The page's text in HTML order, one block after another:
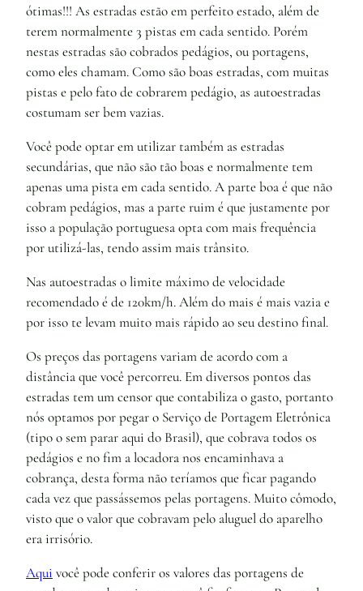
ótimas!!! As estradas estão em perfeito estado, além de
terem normalmente 3 pistas em cada sentido. Porém
nestas estradas são cobrados pedágios, ou portagens,
como eles chamam. Como são boas estradas, com muitas
pistas e pelo fato de cobrarem pedágio, as autoestradas
costumam ser bem vazias.
Você pode optar em utilizar também as estradas
secundárias, que não são tão boas e normalmente tem
apenas uma pista em cada sentido. A parte boa é que não
cobram pedágios, mas a parte ruim é que justamente por
isso a população portuguesa opta com mais frequência
por utilizá-las, tendo assim mais trânsito.
Nas autoestradas o limite máximo de velocidade
recomendado é de 120km/h. Além do mais é mais vazia e
por isso te levam muito mais rápido ao seu destino final.
Os preços das portagens variam de acordo com a
distância que você percorreu. Em diversos pontos das
estradas tem um censor que contabiliza o gasto, portanto
nós optamos por pegar o Serviço de Portagem Eletrônica
(tipo o sem parar aqui do Brasil), que cobrava todos os
pedágios e no fim a locadora nos encaminhava a
cobrança, desta forma não teríamos que ficar pagando
cada vez que passássemos pelas portagens. Muito cômodo,
visto que o valor que cobravam pelo aluguel do aparelho
era irrisório.
Aqui você pode conferir os valores das portagens de